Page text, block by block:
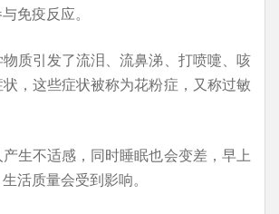
免疫反应。
质引发了流泪、流鼻涕、打喷嚏、咳
，这些症状被称为花粉症，又称过敏
生不适感，同时睡眠也会变差，早上
活质量会受到影响。